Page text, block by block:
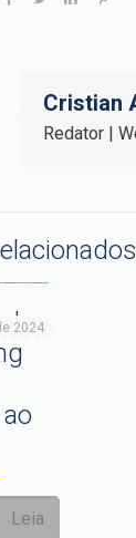
Cristian
Redator |
2024
Leia